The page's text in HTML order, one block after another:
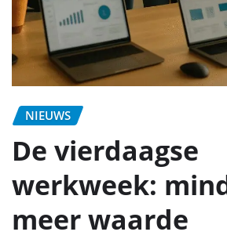
NIEUWS
De vierdaagse
werkweek:
meer waarde